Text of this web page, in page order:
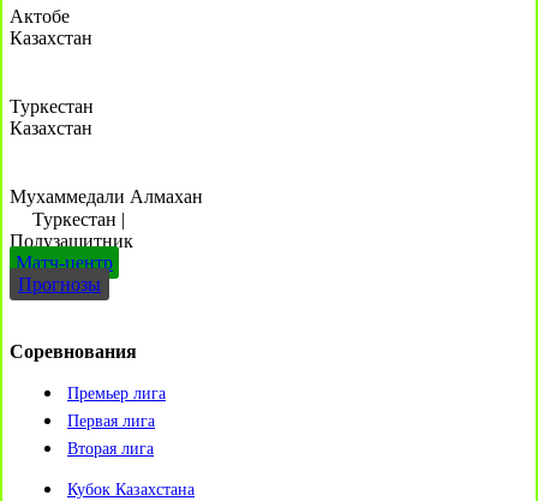
Актобе
Казахстан
Туркестан
Казахстан
Мухаммедали Алмахан
Туркестан |
Полузащитник
Матч-центр
Прогнозы
Соревнования
Премьер лига
Первая лига
Вторая лига
Кубок Казахстана